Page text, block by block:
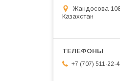
Жандосова
Казахстан
+7 (707) 511-22-